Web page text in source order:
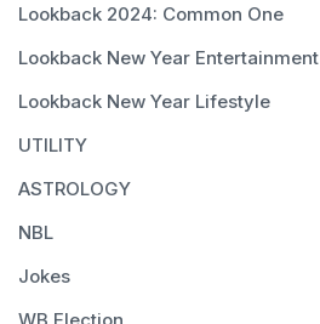
Lookback 2024: Common One
Lookback New Year Entertainment
Lookback New Year Lifestyle
UTILITY
ASTROLOGY
NBL
Jokes